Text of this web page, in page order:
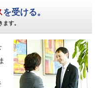
を受ける。
ます。